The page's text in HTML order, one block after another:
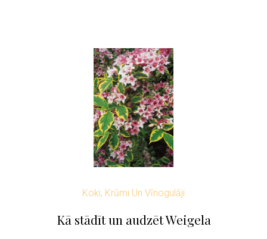
Koki, Krūmi Un Vīnogulāji
Kā stādīt un audzēt Weigela